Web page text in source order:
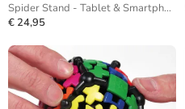
Spider Stand - Tablet & Smartphone
€ 24,95